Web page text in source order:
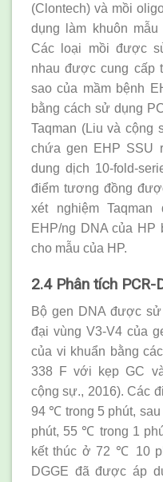
(Clontech) và mồi
dụng làm khuôn
Các loại mồi được
nhau được cung cấp
sao của mầm bệnh
bằng cách sử dụng
Taqman (Liu và cộng
chứa gen EHP SSU
dung dịch 10-fold-
điểm tương đồng
xét nghiệm
EHP/ng DNA của
cho mẫu của HP.
2.4 Phân tích PCR-
Bộ gen DNA được
đại vùng V3-V4 của
của vi khuẩn bằng
338 F với kẹp GC
cộng sự., 2016). Các
94 ℃ trong 5 phút,
phút, 55 ℃ trong 1
kết thúc ở 72 ℃ 10
DGGE đã được áp